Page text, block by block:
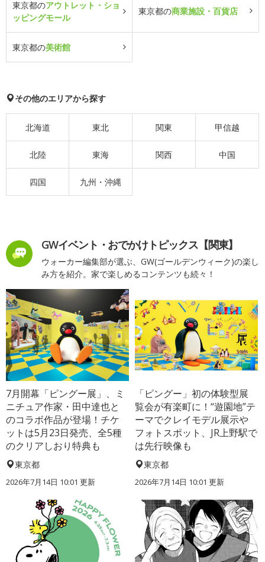
東京都のアウトレット・ショ
ッピングモール
東京都の商業施設・百貨店
東京都の美術館
その他のエリアから探す
北海道 東北 関東 甲信越
北陸 東海 関西 中国
四国 九州・沖縄
GWイベント・おでかけトピックス【関東】
ウォーカー編集部が選ぶ、GW(ゴールデンウィーク)の楽し
み方を紹介。家で楽しめるコンテンツも続々！
7月開幕「ピングー展」、ミ
ニチュア作家・田中達也と
のコラボ作品が登場！チケ
ットは5月23日発売、全5種
のクリアしおり特典も
東京都
2026年7月14日 10:01 更新
「ピングー」初の体験型展
覧会が有楽町に！“遊園地”テ
ーマでクレイモデル展示や
フォトスポット、JR上野駅で
は先行映像も
東京都
2026年7月14日 10:01 更新